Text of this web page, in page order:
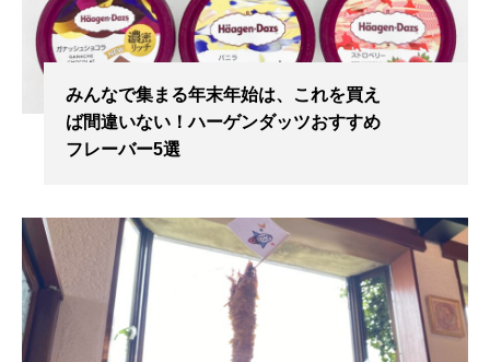
みんなで集まる年末年始は、これを買え
ば間違いない！ハーゲンダッツおすすめ
フレーバー5選